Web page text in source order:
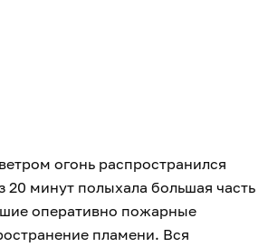
огонь распространился
20 минут полыхала большая часть
оперативно пожарные
пламени. Вся